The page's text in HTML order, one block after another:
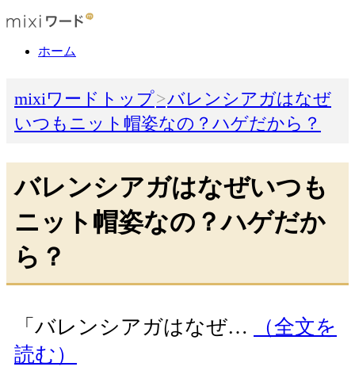
ホーム
mixiワードトップ
バレンシアガはなぜ
いつもニット帽姿なの？ハゲだから？
バレンシアガはなぜいつも
ニット帽姿なの？ハゲだか
ら？
「バレンシアガはなぜ…
（全文を
読む）